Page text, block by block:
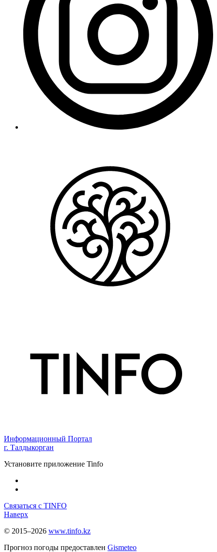
Информационный Портал
г. Талдыкорган
Установите приложение Tinfo
Связаться с TINFO
Наверх
© 2015–2026 www.tinfo.kz
Прогноз погоды предоставлен Gismeteo